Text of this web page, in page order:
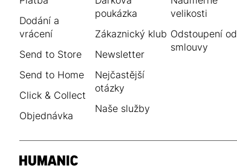
Dodání a
vrácení
Send to Store
Send to Home
Click & Collect
Objednávka
poukázka
Zákaznický klub
Newsletter
Nejčastější
otázky
Naše služby
velikosti
Odstoupení od
smlouvy